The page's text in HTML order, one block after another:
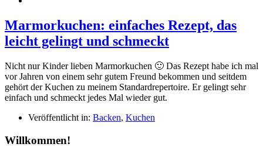
Marmorkuchen: einfaches Rezept, das
leicht gelingt und schmeckt
Nicht nur Kinder lieben Marmorkuchen 🙂 Das Rezept habe ich mal
vor Jahren von einem sehr gutem Freund bekommen und seitdem
gehört der Kuchen zu meinem Standardrepertoire. Er gelingt sehr
einfach und schmeckt jedes Mal wieder gut.
Veröffentlicht in: Backen, Kuchen
Willkommen!